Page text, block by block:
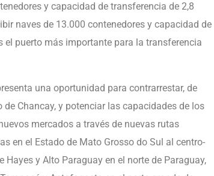
y capacidad de transferencia de 2,8
naves de 13.000 contenedores y capacidad de
el puerto más importante para la transferencia
una oportunidad para contrarrestar, de
Chancay, y potenciar las capacidades de los
mercados a través de nuevas rutas
en el Estado de Mato Grosso do Sul al centro-
y Alto Paraguay en el norte de Paraguay,